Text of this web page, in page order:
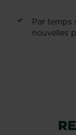
Par temps
nouvelles